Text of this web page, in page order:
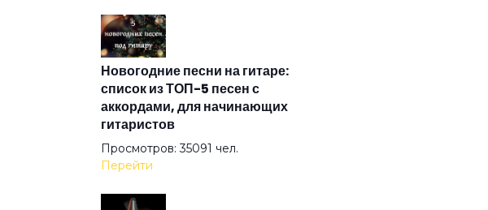
Забываю
Звёзды
Зеркало (feat. Лэривэйн)
Зима
Новогодние песни на гитаре:
список из ТОП-5 песен с
аккордами, для начинающих
гитаристов
Просмотров: 35091 чел.
Перейти